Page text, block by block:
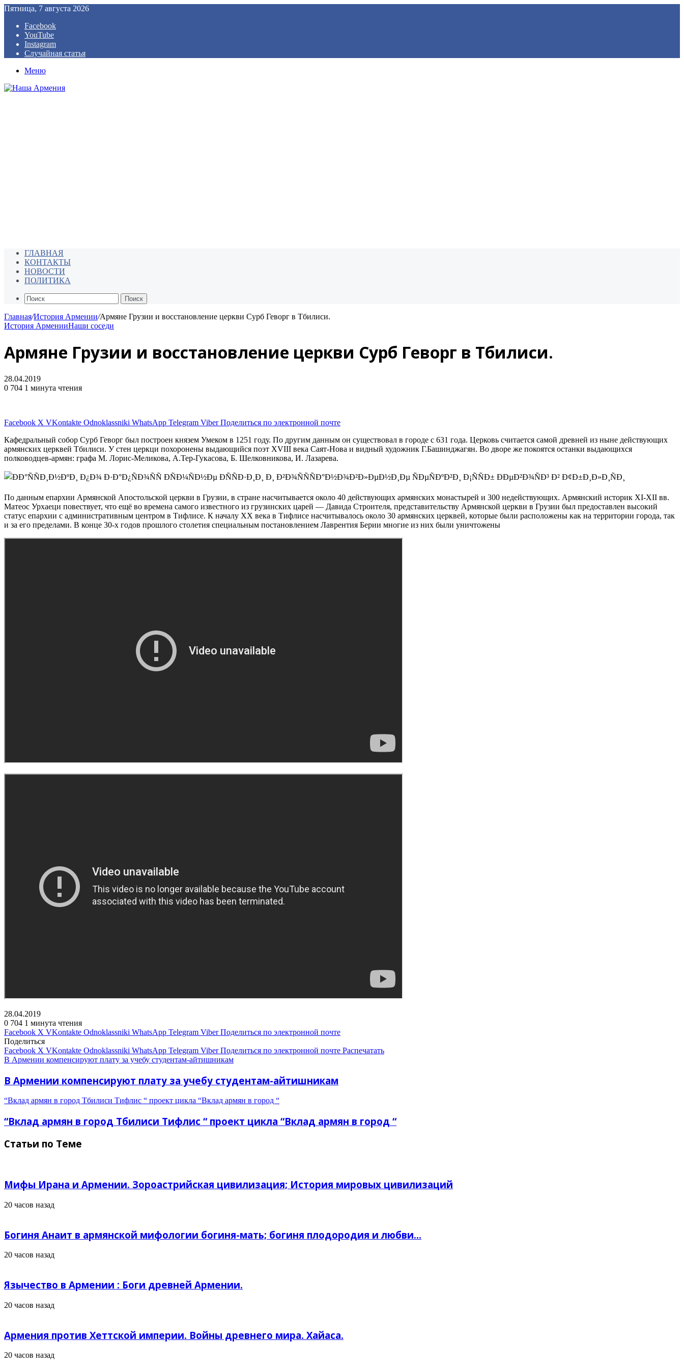
Пятница, 7 августа 2026
Facebook
YouTube
Instagram
Случайная статья
Меню
ГЛАВНАЯ
КОНТАКТЫ
НОВОСТИ
ПОЛИТИКА
Поиск
Главная/История Армении/Армяне Грузии и восстановление церкви Сурб Геворг в Тбилиси.
История АрменииНаши соседи
Армяне Грузии и восстановление церкви Сурб Геворг в Тбилиси.
28.04.2019
0 704 1 минута чтения
Facebook X VKontakte Odnoklassniki WhatsApp Telegram Viber Поделиться по электронной почте
Кафедральный собор Сурб Геворг был построен князем Умеком в 1251 году. По другим данным он существовал в городе с 631 года. Церковь считается самой древней из ныне действующих
армянских церквей Тбилиси. У стен церкци похоронены выдающийся поэт XVIII века Саят-Нова и видный художник Г.Башинджагян. Во дворе же покоятся останки выдающихся
полководцев-армян: графа М. Лорис-Меликова, А.Тер-Гукасова, Б. Шелковникова, И. Лазарева.
По данным епархии Армянской Апостольской церкви в Грузии, в стране насчитывается около 40 действующих армянских монастырей и 300 недействующих. Армянский историк XI-XII вв.
Матеос Урхаеци повествует, что ещё во времена самого известного из грузинских царей — Давида Строителя, представительству Армянской церкви в Грузии был предоставлен высокий
статус епархии с административным центром в Тифлисе. К началу XX века в Тифлисе насчитывалось около 30 армянских церквей, которые были расположены как на территории города, так
и за его пределами. В конце 30-х годов прошлого столетия специальным постановлением Лаврентия Берии многие из них были уничтожены
28.04.2019
0 704 1 минута чтения
Facebook X VKontakte Odnoklassniki WhatsApp Telegram Viber Поделиться по электронной почте
Поделиться
Facebook X VKontakte Odnoklassniki WhatsApp Telegram Viber Поделиться по электронной почте Распечатать
В Армении компенсируют плату за учебу студентам-айтишникам
В Армении компенсируют плату за учебу студентам-айтишникам
“Вклад армян в город Тбилиси Тифлис “ проект цикла “Вклад армян в город “
“Вклад армян в город Тбилиси Тифлис “ проект цикла “Вклад армян в город “
Статьи по Теме
Мифы Ирана и Армении. Зороастрийская цивилизация; История мировых цивилизаций
20 часов назад
Богиня Анаит в армянской мифологии богиня-мать; богиня плодородия и любви…
20 часов назад
Язычество в Армении : Боги древней Армении.
20 часов назад
Армения против Хеттской империи. Войны древнего мира. Хайаса.
20 часов назад